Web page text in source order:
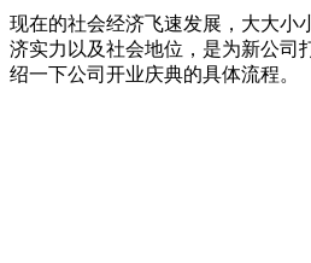
现在的社会经济飞速发展，大大小
济实力以及社会地位，是为新公司
绍一下公司开业庆典的具体流程。